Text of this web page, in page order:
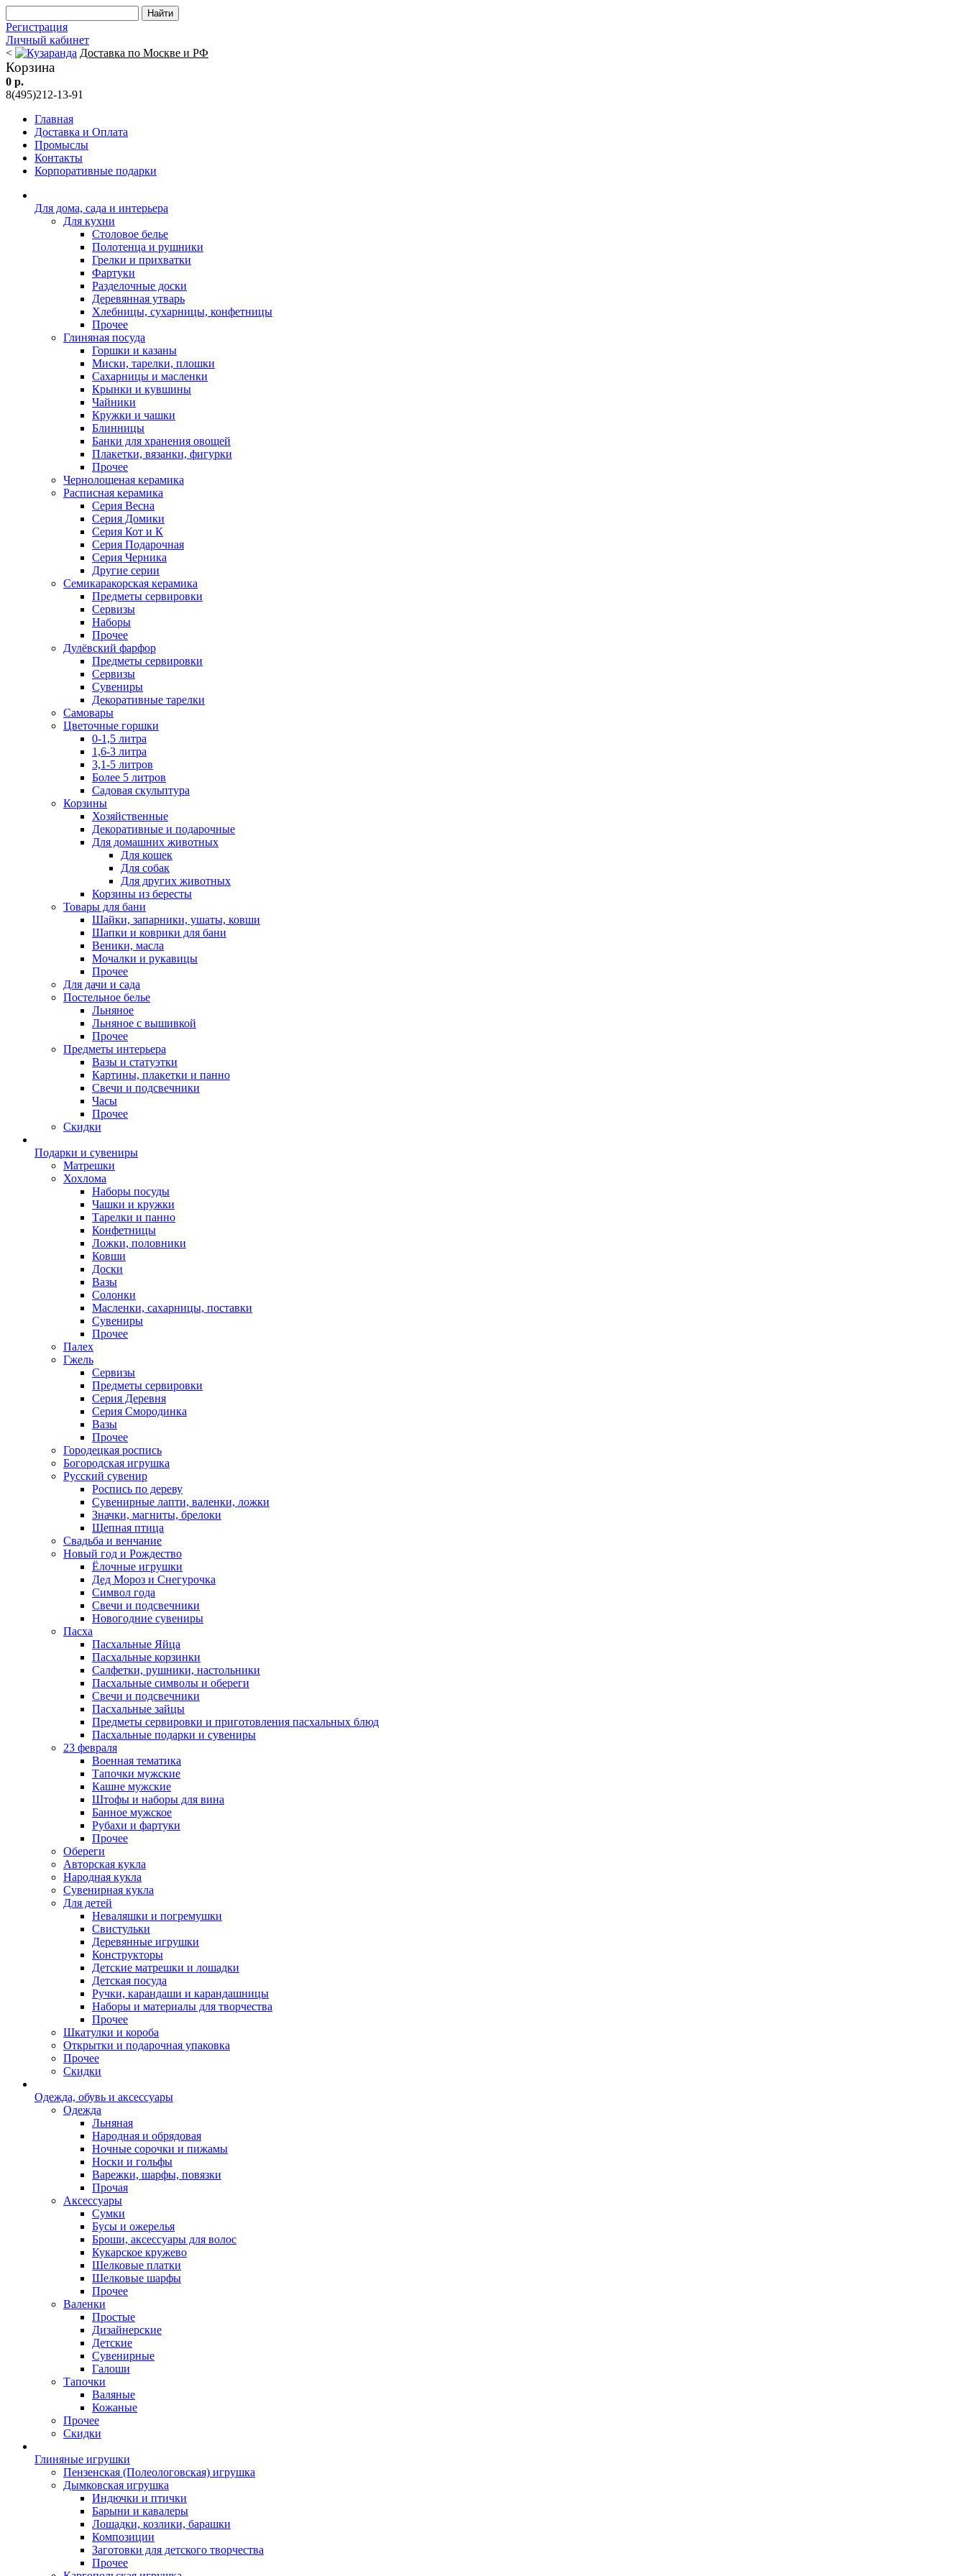
Регистрация
Личный кабинет
<
Доставка по Москве и РФ
Корзина
0 р.
8(495)212-13-91
Главная
Доставка и Оплата
Промыслы
Контакты
Корпоративные подарки
Для дома, сада и интерьера
Для кухни
Столовое белье
Полотенца и рушники
Грелки и прихватки
Фартуки
Разделочные доски
Деревянная утварь
Хлебницы, сухарницы, конфетницы
Прочее
Глиняная посуда
Горшки и казаны
Миски, тарелки, плошки
Сахарницы и масленки
Крынки и кувшины
Чайники
Кружки и чашки
Блинницы
Банки для хранения овощей
Плакетки, вязанки, фигурки
Прочее
Чернолощеная керамика
Расписная керамика
Серия Весна
Серия Домики
Серия Кот и К
Серия Подарочная
Серия Черника
Другие серии
Семикаракорская керамика
Предметы сервировки
Сервизы
Наборы
Прочее
Дулёвский фарфор
Предметы сервировки
Сервизы
Сувениры
Декоративные тарелки
Самовары
Цветочные горшки
0-1,5 литра
1,6-3 литра
3,1-5 литров
Более 5 литров
Садовая скульптура
Корзины
Хозяйственные
Декоративные и подарочные
Для домашних животных
Для кошек
Для собак
Для других животных
Корзины из бересты
Товары для бани
Шайки, запарники, ушаты, ковши
Шапки и коврики для бани
Веники, масла
Мочалки и рукавицы
Прочее
Для дачи и сада
Постельное белье
Льняное
Льняное с вышивкой
Прочее
Предметы интерьера
Вазы и статуэтки
Картины, плакетки и панно
Свечи и подсвечники
Часы
Прочее
Скидки
Подарки и сувениры
Матрешки
Хохлома
Наборы посуды
Чашки и кружки
Тарелки и панно
Конфетницы
Ложки, половники
Ковши
Доски
Вазы
Солонки
Масленки, сахарницы, поставки
Сувениры
Прочее
Палех
Гжель
Сервизы
Предметы сервировки
Серия Деревня
Серия Смородинка
Вазы
Прочее
Городецкая роспись
Богородская игрушка
Русский сувенир
Роспись по дереву
Сувенирные лапти, валенки, ложки
Значки, магниты, брелоки
Щепная птица
Свадьба и венчание
Новый год и Рождество
Ёлочные игрушки
Дед Мороз и Снегурочка
Символ года
Свечи и подсвечники
Новогодние сувениры
Пасха
Пасхальные Яйца
Пасхальные корзинки
Салфетки, рушники, настольники
Пасхальные символы и обереги
Свечи и подсвечники
Пасхальные зайцы
Предметы сервировки и приготовления пасхальных блюд
Пасхальные подарки и сувениры
23 февраля
Военная тематика
Тапочки мужские
Кашне мужские
Штофы и наборы для вина
Банное мужское
Рубахи и фартуки
Прочее
Обереги
Авторская кукла
Народная кукла
Сувенирная кукла
Для детей
Неваляшки и погремушки
Свистульки
Деревянные игрушки
Конструкторы
Детские матрешки и лошадки
Детская посуда
Ручки, карандаши и карандашницы
Наборы и материалы для творчества
Прочее
Шкатулки и короба
Открытки и подарочная упаковка
Прочее
Скидки
Одежда, обувь и аксессуары
Одежда
Льняная
Народная и обрядовая
Ночные сорочки и пижамы
Носки и гольфы
Варежки, шарфы, повязки
Прочая
Аксессуары
Сумки
Бусы и ожерелья
Броши, аксессуары для волос
Кукарское кружево
Шелковые платки
Шелковые шарфы
Прочее
Валенки
Простые
Дизайнерские
Детские
Сувенирные
Галоши
Тапочки
Валяные
Кожаные
Прочее
Скидки
Глиняные игрушки
Пензенская (Полеологовская) игрушка
Дымковская игрушка
Индючки и птички
Барыни и кавалеры
Лошадки, козлики, барашки
Композиции
Заготовки для детского творчества
Прочее